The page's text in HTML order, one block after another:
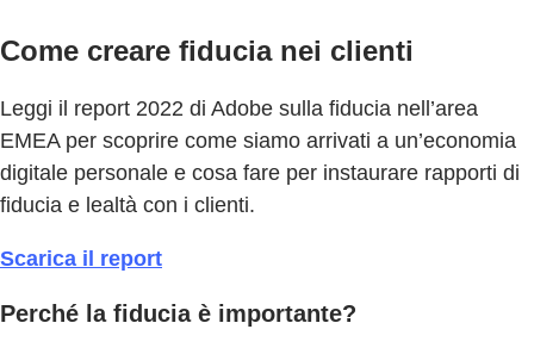
Come creare fiducia nei clienti
Leggi il report 2022 di Adobe sulla fiducia nell’area
EMEA per scoprire come siamo arrivati a un’economia
digitale personale e cosa fare per instaurare rapporti di
fiducia e lealtà con i clienti.
Scarica il report
Perché la fiducia è importante?